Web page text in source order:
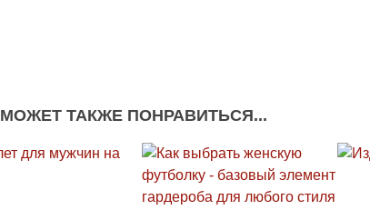
ТАКЖЕ ПОНРАВИТЬСЯ...